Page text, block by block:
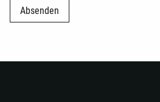
Absenden